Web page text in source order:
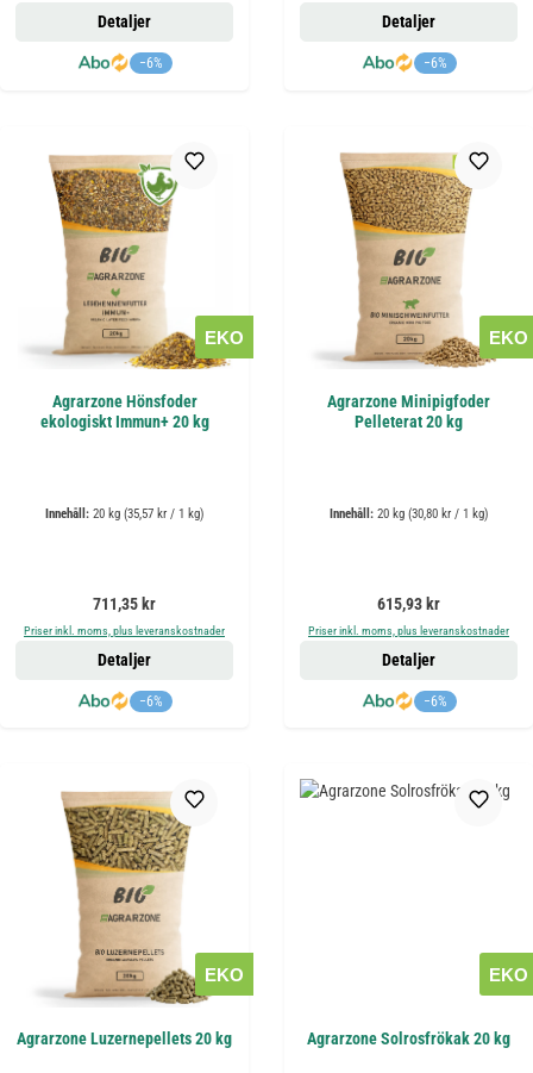
−6%
Detaljer
−6%
Detaljer
EKO
Agrarzone Hönsfoder
ekologiskt Immun+ 20 kg
Innehåll: 20 kg (35,57 kr / 1 kg)
Ordinarie pris:
711,35 kr
Priser inkl. moms, plus leveranskostnader
−6%
Detaljer
EKO
Agrarzone Minipigfoder
Pelleterat 20 kg
Innehåll: 20 kg (30,80 kr / 1 kg)
Ordinarie pris:
615,93 kr
Priser inkl. moms, plus leveranskostnader
−6%
Detaljer
EKO
Agrarzone Luzernepellets 20 kg
EKO
Agrarzone Solrosfrökak 20 kg